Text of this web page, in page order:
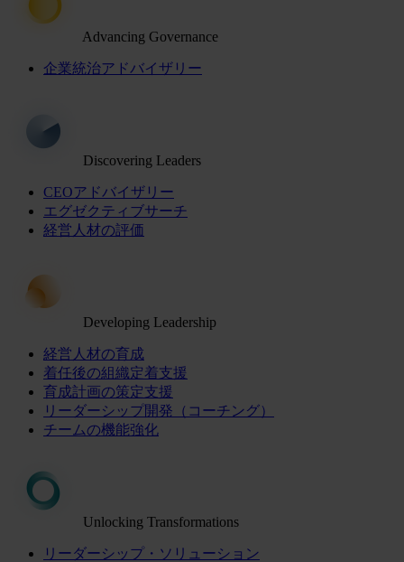
Advancing Governance
企業統治アドバイザリー
Discovering Leaders
CEOアドバイザリー
エグゼクティブサーチ
経営人材の評価
Developing Leadership
経営人材の育成
着任後の組織定着支援
育成計画の策定支援
リーダーシップ開発（コーチング）
チームの機能強化
Unlocking Transformations
リーダーシップ・ソリューション